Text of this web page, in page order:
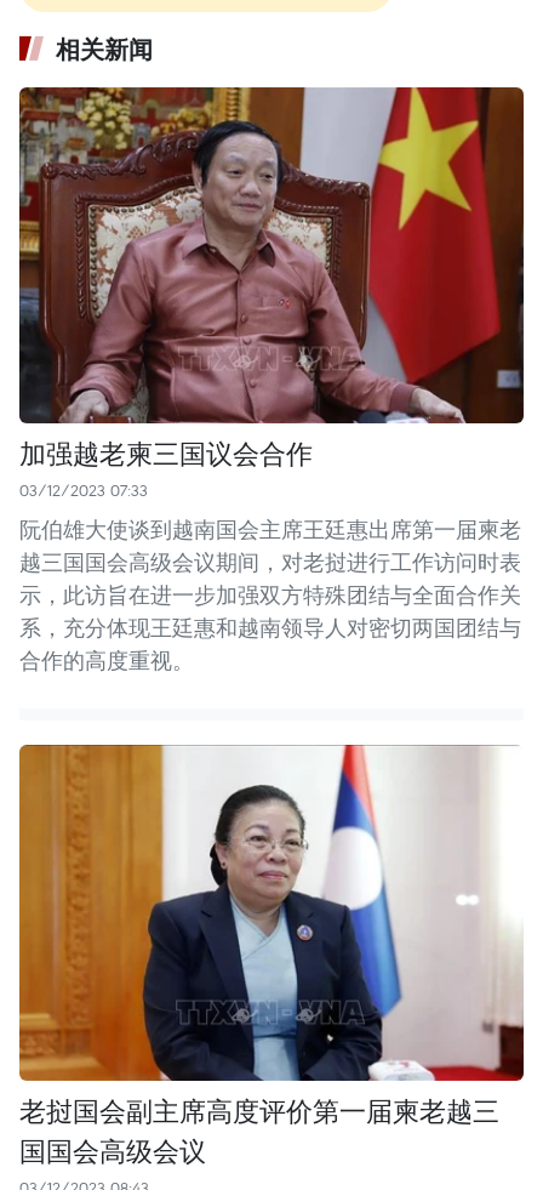
相关新闻
加强越老柬三国议会合作
03/12/2023 07:33
阮伯雄大使谈到越南国会主席王廷惠出席第一届柬老
越三国国会高级会议期间，对老挝进行工作访问时表
示，此访旨在进一步加强双方特殊团结与全面合作关
系，充分体现王廷惠和越南领导人对密切两国团结与
合作的高度重视。
老挝国会副主席高度评价第一届柬老越三
国国会高级会议